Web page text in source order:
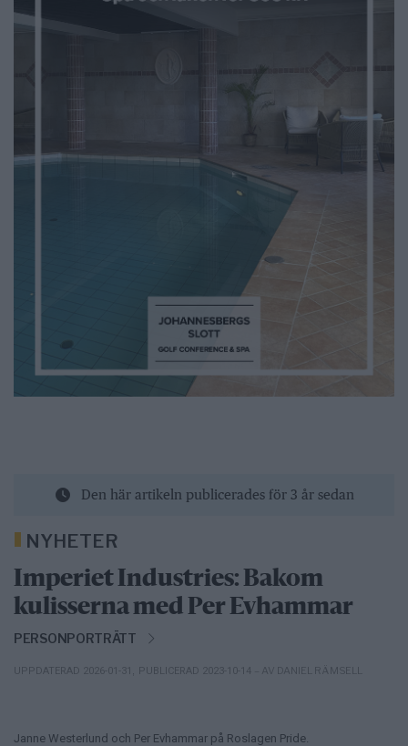
Den här artikeln publicerades för 3 år sedan
NYHETER
Imperiet Industries: Bakom
kulisserna med Per Evhammar
PERSONPORTRÄTT
UPPDATERAD 2026-01-31 PUBLICERAD 2023-10-14 – AV DANIEL RÄMSELL
Janne Westerlund och Per Evhammar på Roslagen Pride.